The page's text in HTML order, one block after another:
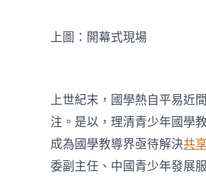
上圖：開幕式現場
上世紀末，國學熱自平易近
注。是以，理清青少年國學
成為國學教導界亟待解決共
委副主任、中國青少年發展